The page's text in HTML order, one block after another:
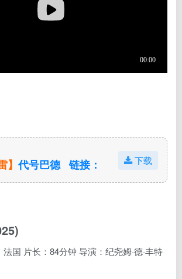
】代号巴德 链接： 下载
国 片长：84分钟 导演：纪尧姆·德·丰特